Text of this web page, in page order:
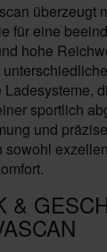
überzeugt
für eine
hohe
sportlich
und
sowohl
&